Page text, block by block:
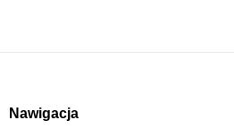
Nawigacja